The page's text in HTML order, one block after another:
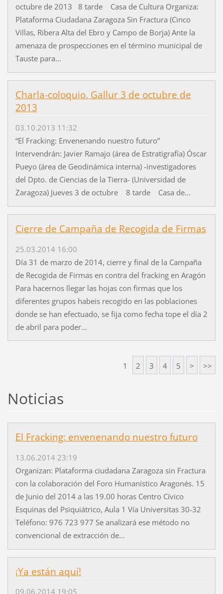
octubre de 2013 8 tarde Casa de Cultura Organiza:
Plataforma Ciudadana Zaragoza Sin Fractura (Cinco
Villas, Ribera Alta del Ebro y Campo de Borja) Ante la
amenaza de prospecciones en el término municipal de
Tauste para...
Charla-coloquio. Gallur 3 de octubre de
2013
03.10.2013 11:32
“El Fracking: Envenenando nuestro futuro”
Intervendrán: Javier Ramajo (área de Estratigrafía) Óscar
Pueyo (área de Geodinámica interna) -investigadores
del Dpto. de Ciencias de la Tierra- (Universidad de
Zaragoza) Jueves 3 de octubre 8 tarde Casa de...
Cierre de Campaña de Recogida de Firmas
25.03.2014 16:00
Día 31 de marzo de 2014, cierre y final de la Campaña
de Recogida de Firmas en contra del fracking en Aragón
Para hacernos llegar las hojas con firmas que los
diferentes grupos habeis recogido en las poblaciones
donde se han efectuado, se fija como fecha tope el día 2
de abril para poder...
1 2 3 4 5 > >>
Noticias
El Fracking: envenenando nuestro futuro
13.06.2014 23:19
Organizan: Plataforma ciudadana Zaragoza sin Fractura
con la colaboración del Foro Humanístico Aragonés. 15
de Junio del 2014 a las 19.00 horas Centro Cívico
Esquinas del Psiquiátrico, Aula 1 Vía Universitas 30-32
Teléfono: 976 723 977 Se analizará ese método no
convencional de extracción de...
¡Ya están aquí!
09.06.2014 19:05